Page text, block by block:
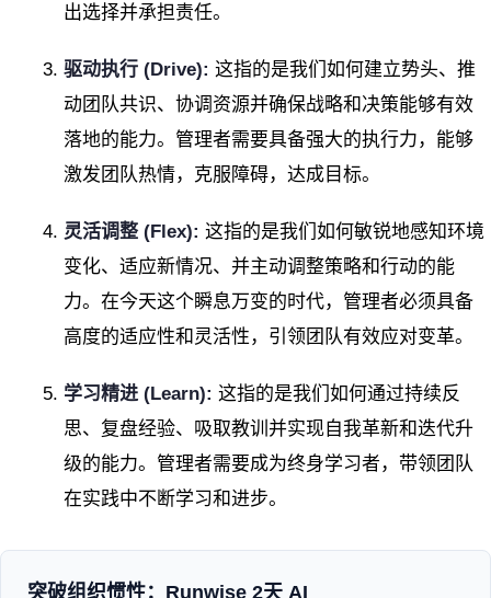
出选择并承担责任。
驱动执行 (Drive): 这指的是我们如何建立势头、推
动团队共识、协调资源并确保战略和决策能够有效
落地的能力。管理者需要具备强大的执行力，能够
激发团队热情，克服障碍，达成目标。
灵活调整 (Flex): 这指的是我们如何敏锐地感知环境
变化、适应新情况、并主动调整策略和行动的能
力。在今天这个瞬息万变的时代，管理者必须具备
高度的适应性和灵活性，引领团队有效应对变革。
学习精进 (Learn): 这指的是我们如何通过持续反
思、复盘经验、吸取教训并实现自我革新和迭代升
级的能力。管理者需要成为终身学习者，带领团队
在实践中不断学习和进步。
突破组织惯性：Runwise 2天 AI